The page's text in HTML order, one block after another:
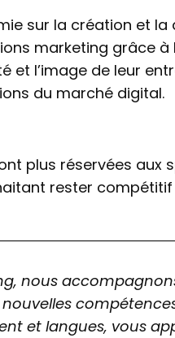
sur la création et la
marketing grâce à
et l’image de leur
du marché digital.
plus réservées aux
rester
nous
et langues, vous